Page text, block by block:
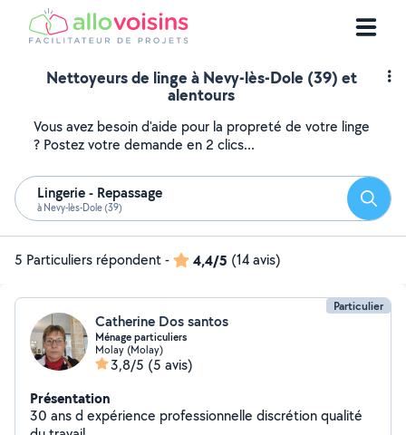
Nettoyeurs de linge à Nevy-lès-Dole (39) et
alentours
Vous avez besoin d'aide pour la propreté de votre linge
? Postez votre demande en 2 clics...
Lingerie - Repassage
à Nevy-lès-Dole (39)
5 Particuliers répondent- 4,4/5 (14 avis)
Particulier
Catherine Dos santos
Ménage particuliers
Molay (Molay)
3,8/5 (5 avis)
Présentation
30 ans d expérience professionnelle discrétion qualité